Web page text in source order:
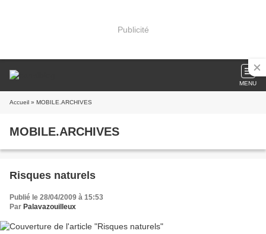
Publicité
MENU
Accueil » MOBILE.ARCHIVES
MOBILE.ARCHIVES
Risques naturels
Publié le 28/04/2009 à 15:53
Par Palavazouilleux